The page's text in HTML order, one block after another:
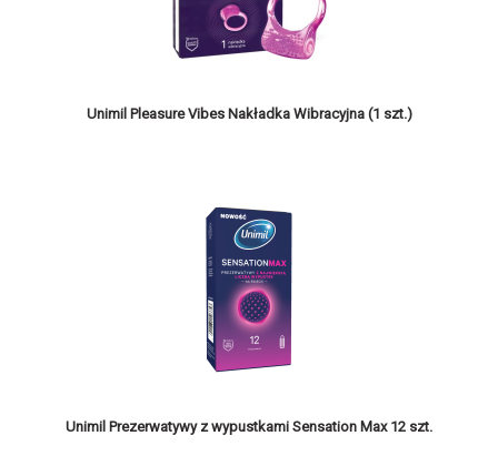
Unimil Pleasure Vibes Nakładka Wibracyjna (1 szt.)
Unimil Prezerwatywy z wypustkami Sensation Max 12 szt.